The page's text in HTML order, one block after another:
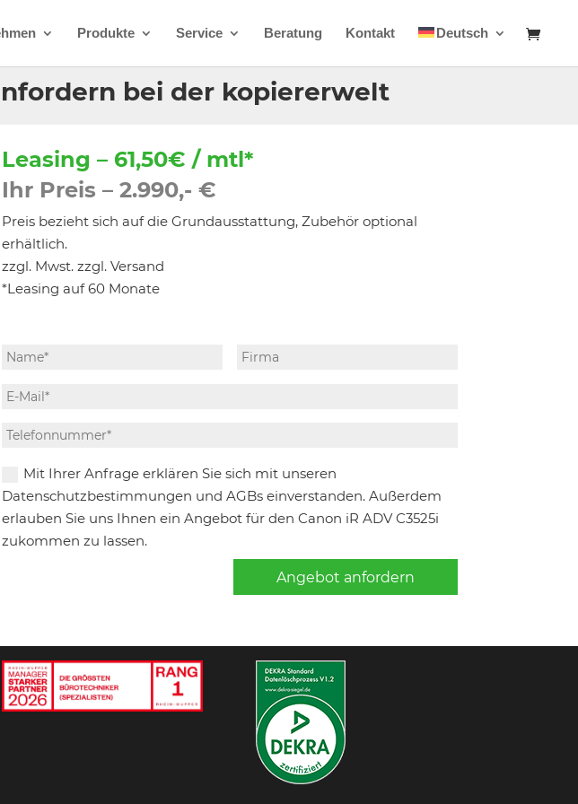
Produkte Service Beratung Kontakt Deutsch
bei der kopiererwelt
Leasing – 61,50€ / mtl*
Ihr Preis – 2.990,- €
Preis bezieht sich auf die Grundausstattung, Zubehör optional
erhältlich.
zzgl. Mwst. zzgl. Versand
*Leasing auf 60 Monate
Mit Ihrer Anfrage erklären Sie sich mit unseren
Datenschutzbestimmungen und AGBs einverstanden. Außerdem
erlauben Sie uns Ihnen ein Angebot für den Canon iR ADV C3525i
zukommen zu lassen.
Angebot anfordern